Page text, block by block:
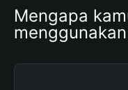
Mengapa